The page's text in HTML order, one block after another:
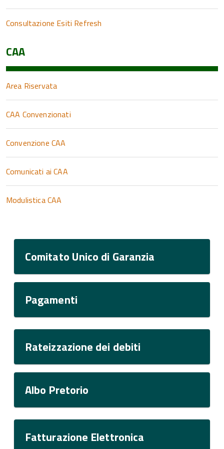
Consultazione Esiti Refresh
CAA
Area Riservata
CAA Convenzionati
Convenzione CAA
Comunicati ai CAA
Modulistica CAA
Comitato Unico di Garanzia
Pagamenti
Rateizzazione dei debiti
Albo Pretorio
Fatturazione Elettronica